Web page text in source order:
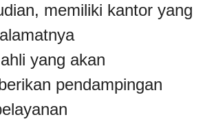
memiliki kantor yang
yang akan
pendampingan